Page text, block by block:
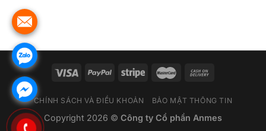
CHÍNH SÁCH VÀ ĐIỀU KHOẢN BẢO MẬT THÔNG TIN
Copyright 2026 © Công ty Cổ phần Anmes